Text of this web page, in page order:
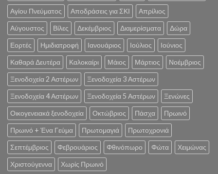
Αγίου Πνεύματος Αποδράσεις για ΣΚΙ Απρίλιος
Αύγουστος Βίλες Δεκέμβριος Διαμερίσματα Δώρα
Εορτές Ημιδιατροφή Ιανουάριος Ιούλιος Ιούνιος
Καθαρά Δευτέρα Καλοκαίρι Μάιος Μάρτιος Νοέμβριος
Ξενοδοχεία 2 Αστέρων Ξενοδοχεία 3 Αστέρων
Ξενοδοχεία 4 Αστέρων Ξενοδοχεία 5 Αστέρων Ξενώνες
Οικογενειακά ξενοδοχεία Οκτώβριος Πάσχα Πρωινό
Πρωινό + Ένα Γεύμα Πρωτομαγιά Πρωτοχρονιά
Σεπτέμβριος Φεβρουάριος Φθινόπωρο Φώτα Χειμώνας
Χριστούγεννα Χωρίς Πρωινό